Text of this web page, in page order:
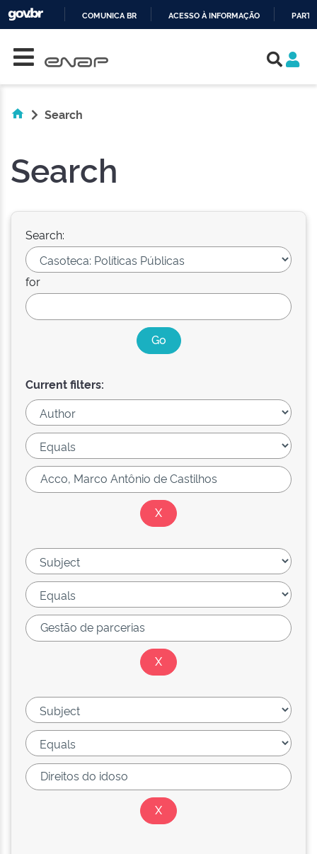
COMUNICA BR ACESSO À INFORMAÇÃO
Search
Search
Search:
for
Current filters: